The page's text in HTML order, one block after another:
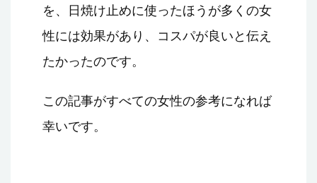
を、日焼け止めに使ったほうが多くの女
性には効果があり、コスパが良いと伝え
たかったのです。
この記事がすべての女性の参考になれば
幸いです。